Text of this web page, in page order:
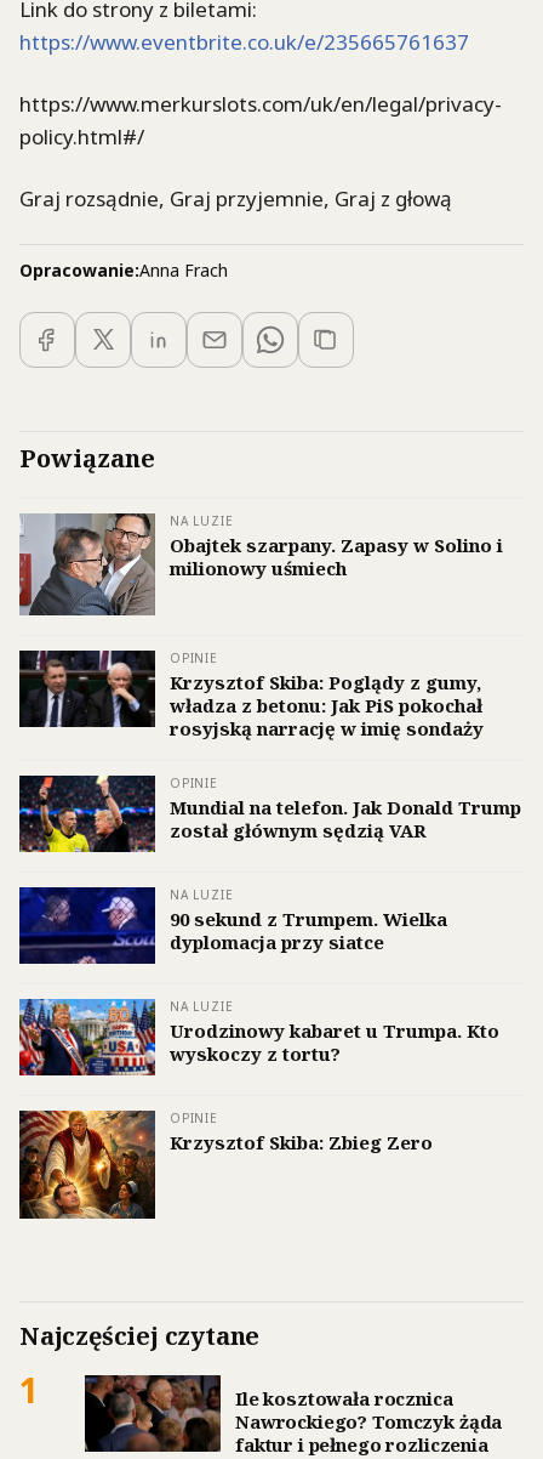
Link do strony z biletami:
https://www.eventbrite.co.uk/e/235665761637
https://www.merkurslots.com/uk/en/legal/privacy-
policy.html#/
Graj rozsądnie, Graj przyjemnie, Graj z głową
Opracowanie:Anna Frach
Powiązane
NA LUZIE
Obajtek szarpany. Zapasy w Solino i
milionowy uśmiech
OPINIE
Krzysztof Skiba: Poglądy z gumy,
władza z betonu: Jak PiS pokochał
rosyjską narrację w imię sondaży
OPINIE
Mundial na telefon. Jak Donald Trump
został głównym sędzią VAR
NA LUZIE
90 sekund z Trumpem. Wielka
dyplomacja przy siatce
NA LUZIE
Urodzinowy kabaret u Trumpa. Kto
wyskoczy z tortu?
OPINIE
Krzysztof Skiba: Zbieg Zero
Najczęściej czytane
1
Ile kosztowała rocznica
Nawrockiego? Tomczyk żąda
faktur i pełnego rozliczenia